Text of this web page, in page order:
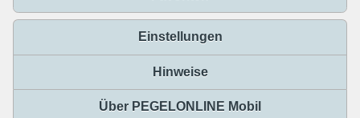
Einstellungen
Hinweise
Über PEGELONLINE Mobil